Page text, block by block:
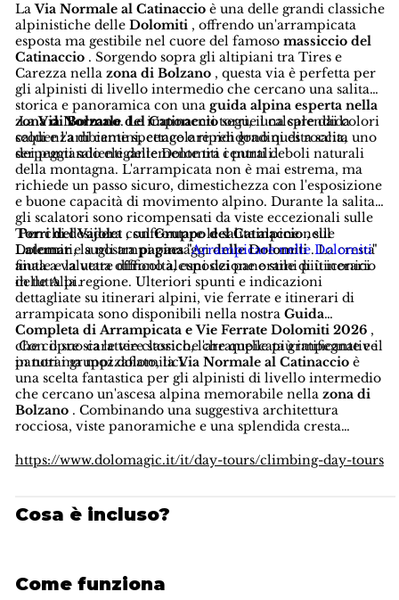
LaVia Normale al Catinaccio è una delle grandi classiche
alpinistiche delleDolomiti , offrendo un'arrampicata
esposta ma gestibile nel cuore del famosomassiccio del
Catinaccio . Sorgendo sopra gli altipiani tra Tires e
Carezza nellazona di Bolzano , questa via è perfetta per
gli alpinisti di livello intermedio che cercano una salita
storica e panoramica con una guida alpina esperta nella
zona di Bolzano. Le imponenti torri, il calcare dai colori
caldi e l'ambiente spettacolare rendono questa salita uno
dei punti salienti delle Dolomiti centrali.
LaVia Normale del Catinacciosegue una splendida
sequenza di camini, cenge e ripidi gradini di roccia,
serpeggiando elegantemente tra i punti deboli naturali
della montagna. L'arrampicata non è mai estrema, ma
richiede un passo sicuro, dimestichezza con l'esposizione
e buone capacità di movimento alpino. Durante la salita,
gli scalatori sono ricompensati da viste eccezionali sulle
Torri del Vajolet , sulGruppo del Catinaccio, sul
Latemare sugli ampi paesaggidelle Dolomiti. La cresta
finale e la vetta offrono alcuni dei panorami più iconici
delle Alpi.
Per chi desidera confrontare le salite alpine nelle
Dolomiti, la nostrapagina "Arrampicare nelle Dolomiti"
aiuta a valutare difficoltà, esposizione e stile di itinerario
in tutta la regione. Ulteriori spunti e indicazioni
dettagliate su itinerari alpini, vie ferrate e itinerari di
arrampicata sono disponibili nella nostraGuida
Completa di Arrampicata e Vie Ferrate Dolomiti 2026 ,
che copre sia le vie classiche che quelle più impegnative
in tutti i gruppi dolomitici.
Con il suo carattere storico, l'arrampicata gratificante e il
panorama mozzafiato, laVia Normale al Catinaccio è
una scelta fantastica per gli alpinisti di livello intermedio
che cercano un'ascesa alpina memorabile nellazona di
Bolzano . Combinando una suggestiva architettura
rocciosa, viste panoramiche e una splendida cresta
appaganti delleDolomiti.
https://www.dolomagic.it/it/day-tours/climbing-day-tours
Cosa è incluso?
Come funziona